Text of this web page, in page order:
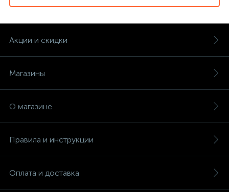
Акции и скидки
Магазины
О магазине
Правила и инструкции
Оплата и доставка